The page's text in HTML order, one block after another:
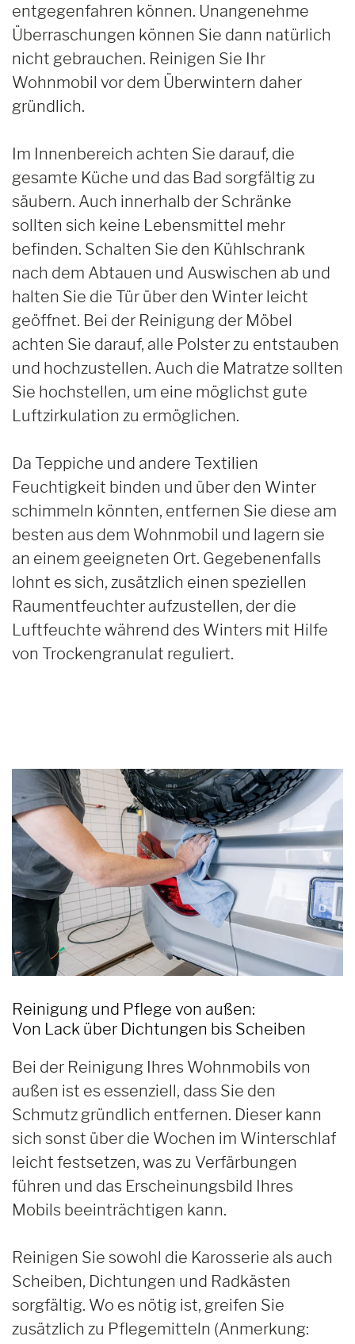
entgegenfahren können. Unangenehme
Überraschungen können Sie dann natürlich
nicht gebrauchen. Reinigen Sie Ihr
Wohnmobil vor dem Überwintern daher
gründlich.
Im Innenbereich achten Sie darauf, die
gesamte Küche und das Bad sorgfältig zu
säubern. Auch innerhalb der Schränke
sollten sich keine Lebensmittel mehr
befinden. Schalten Sie den Kühlschrank
nach dem Abtauen und Auswischen ab und
halten Sie die Tür über den Winter leicht
geöffnet. Bei der Reinigung der Möbel
achten Sie darauf, alle Polster zu entstauben
und hochzustellen. Auch die Matratze sollten
Sie hochstellen, um eine möglichst gute
Luftzirkulation zu ermöglichen.
Da Teppiche und andere Textilien
Feuchtigkeit binden und über den Winter
schimmeln könnten, entfernen Sie diese am
besten aus dem Wohnmobil und lagern sie
an einem geeigneten Ort. Gegebenenfalls
lohnt es sich, zusätzlich einen speziellen
Raumentfeuchter aufzustellen, der die
Luftfeuchte während des Winters mit Hilfe
von Trockengranulat reguliert.
Reinigung und Pflege von außen:
Von Lack über Dichtungen bis Scheiben
Bei der Reinigung Ihres Wohnmobils von
außen ist es essenziell, dass Sie den
Schmutz gründlich entfernen. Dieser kann
sich sonst über die Wochen im Winterschlaf
leicht festsetzen, was zu Verfärbungen
führen und das Erscheinungsbild Ihres
Mobils beeinträchtigen kann.
Reinigen Sie sowohl die Karosserie als auch
Scheiben, Dichtungen und Radkästen
sorgfältig. Wo es nötig ist, greifen Sie
zusätzlich zu Pflegemitteln (Anmerkung: